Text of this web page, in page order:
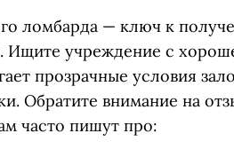
ломбарда — ключ к
Ищите учреждение с
прозрачные условия
Обратите внимание на
часто пишут про: